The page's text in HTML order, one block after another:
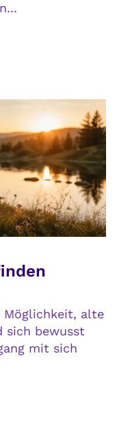
Möglichkeit, alte
sich bewusst
mit sich